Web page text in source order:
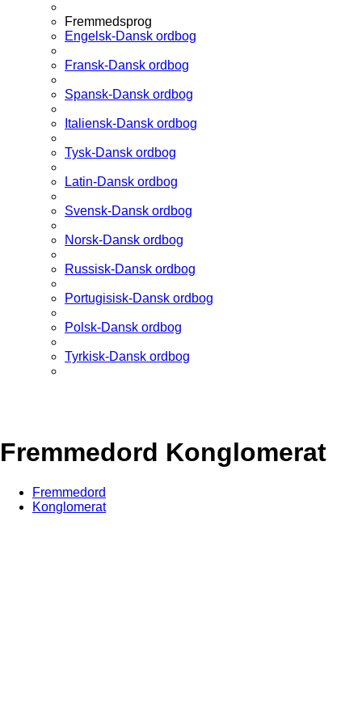
Fremmedsprog
Engelsk-Dansk ordbog
Fransk-Dansk ordbog
Spansk-Dansk ordbog
Italiensk-Dansk ordbog
Tysk-Dansk ordbog
Latin-Dansk ordbog
Svensk-Dansk ordbog
Norsk-Dansk ordbog
Russisk-Dansk ordbog
Portugisisk-Dansk ordbog
Polsk-Dansk ordbog
Tyrkisk-Dansk ordbog
Fremmedord Konglomerat
Fremmedord
Konglomerat